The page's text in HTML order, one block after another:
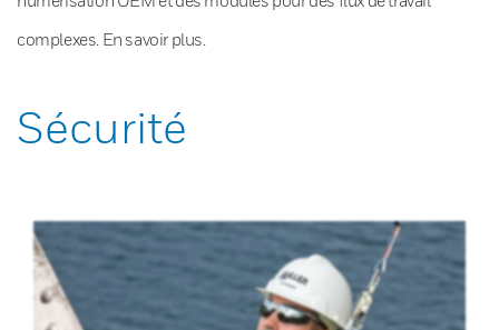
complexes. En savoir plus.
Sécurité